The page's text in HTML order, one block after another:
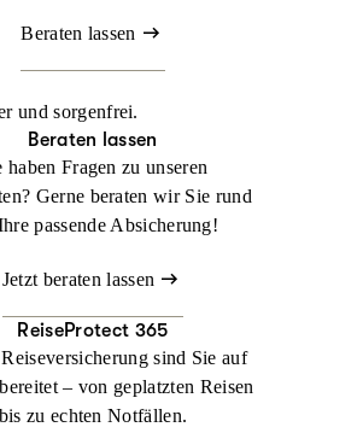
Beraten lassen
und sorgenfrei.
Beraten lassen
haben Fragen zu unseren
Gerne beraten wir Sie rund
passende Absicherung!
Jetzt beraten lassen
ReiseProtect 365
sind Sie auf
– von geplatzten Reisen
bis zu echten Notfällen.